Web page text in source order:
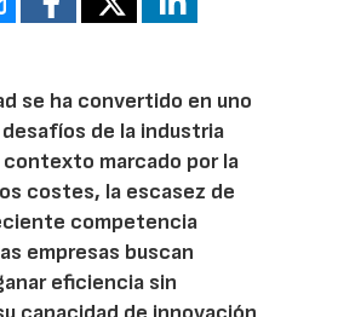
se ha convertido en uno
de la industria
contexto marcado por la
costes, la escasez de
competencia
empresas buscan
eficiencia sin